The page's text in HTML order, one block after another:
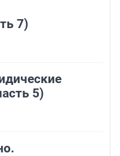
7)
5)